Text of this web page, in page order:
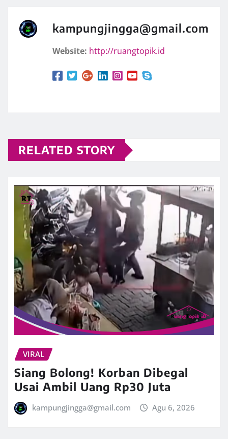
kampungjingga@gmail.com
Website: http://ruangtopik.id
RELATED STORY
VIRAL
Siang Bolong! Korban Dibegal
Usai Ambil Uang Rp30 Juta
kampungjingga@gmail.com Agu 6, 2026